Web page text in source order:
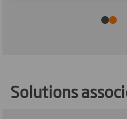
Solutions